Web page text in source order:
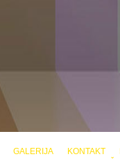
GALERIJA KONTAKT